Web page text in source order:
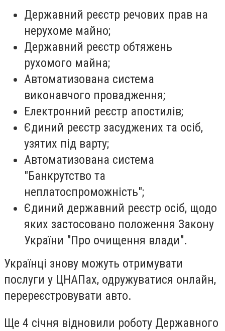
Державний реєстр речових прав на
нерухоме майно;
Державний реєстр обтяжень
рухомого майна;
Автоматизована система
виконавчого провадження;
Електронний реєстр апостилів;
Єдиний реєстр засуджених та осіб,
узятих під варту;
Автоматизована система
"Банкрутство та
неплатоспроможність";
⁠Єдиний державний реєстр осіб, щодо
яких застосовано положення Закону
України "Про очищення влади".
Українці знову можуть отримувати
послуги у ЦНАПах, одружуватися онлайн,
перереєстровувати авто.
Ще 4 січня відновили роботу Державного